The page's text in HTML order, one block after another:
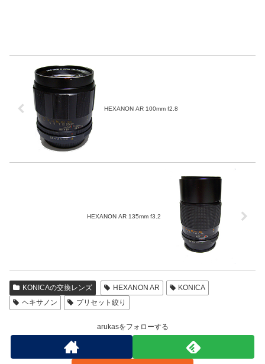
HEXANON AR 100mm f2.8
HEXANON AR 135mm f3.2
KONICAの交換レンズ HEXANON AR
KONICA
ヘキサノン
プリセット絞り
arukasをフォローする